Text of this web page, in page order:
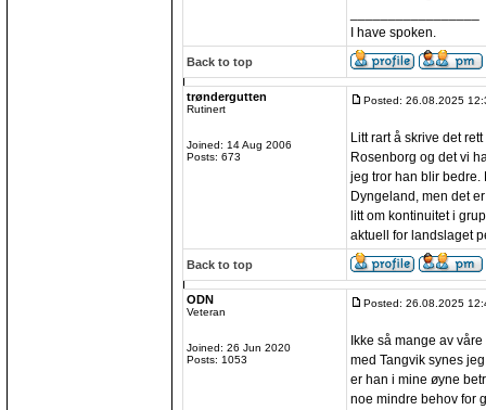
I have spoken.
Back to top
trøndergutten
Rutinert
Joined: 14 Aug 2006
Posts: 673
Posted: 26.08.2025
Litt rart å skrive det
Rosenborg og det vi
jeg tror han blir bedre.
Dyngeland, men det
litt om kontinuitet i
aktuell for landslaget
Back to top
ODN
Veteran
Joined: 26 Jun 2020
Posts: 1053
Posted: 26.08.2025
Ikke så mange av
med Tangvik synes
er han i mine øyne
noe mindre behov for